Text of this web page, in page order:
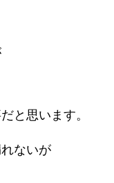
と思います。
ないが